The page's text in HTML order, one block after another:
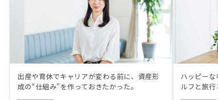
出産や育休でキャリアが変わる前に、資産形
成の“仕組み”を作っておきたかった。
ハッピー
ルフと旅